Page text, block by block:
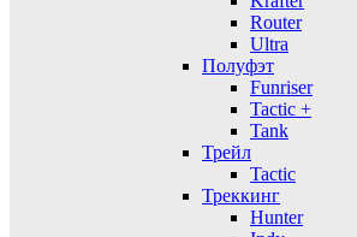
Router
Ultra
Полуфэт
Funriser
Tactic +
Tank
Трейл
Tactic
Треккинг
Hunter